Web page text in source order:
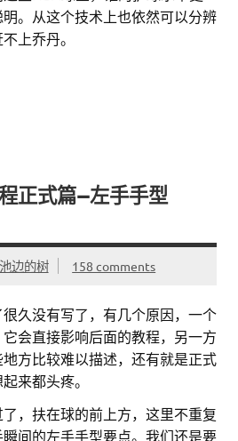
。从这个技术上也依然可以分辨
上乔丹。
正式篇—左手手型
池边的树 158 comments
久没有写了，有几个原因，一个
会直接影响后面的教程，另一方
方比较难以描述，还有就是正式
来都头疼。
，扶在球的前上方，这里不重复
间的左手手型要点。我们还是要